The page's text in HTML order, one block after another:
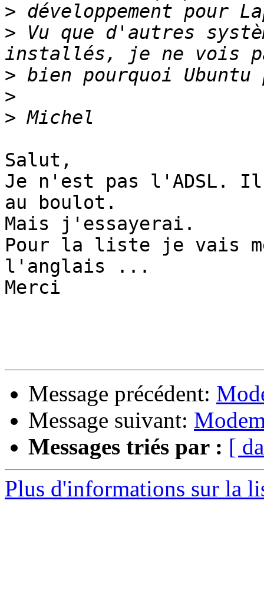
>
> Vu que d'autres
>
>
>
Salut,
Je n'est pas l'ADSL.
au boulot.
Mais j'essayerai.
Pour la liste je vais
l'anglais ...
Merci
Message précédent:
Message suivant:
Messages triés par : [
Plus d'informations sur la